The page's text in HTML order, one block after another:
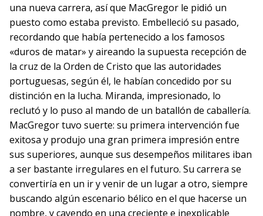
una nueva carrera, así que MacGregor le pidió un
puesto como estaba previsto. Embelleció su pasado,
recordando que había pertenecido a los famosos
«duros de matar» y aireando la supuesta recepción de
la cruz de la Orden de Cristo que las autoridades
portuguesas, según él, le habían concedido por su
distinción en la lucha. Miranda, impresionado, lo
reclutó y lo puso al mando de un batallón de caballería.
MacGregor tuvo suerte: su primera intervención fue
exitosa y produjo una gran primera impresión entre
sus superiores, aunque sus desempeños militares iban
a ser bastante irregulares en el futuro. Su carrera se
convertiría en un ir y venir de un lugar a otro, siempre
buscando algún escenario bélico en el que hacerse un
nombre, y cayendo en una creciente e inexplicable